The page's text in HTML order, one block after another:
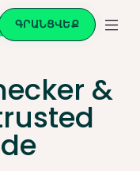
ԳՐԱՆՑՎԵՔ
&